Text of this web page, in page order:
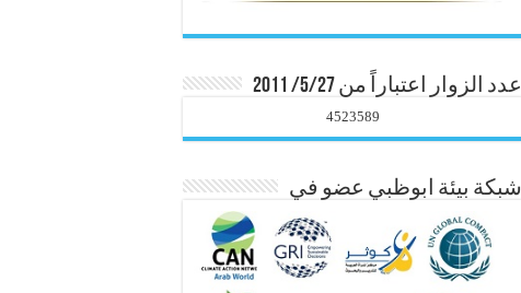
عدد الزوار اعتباراً من 5/27/ 2011
4523589
شبكة بيئة ابوظبي عضو في